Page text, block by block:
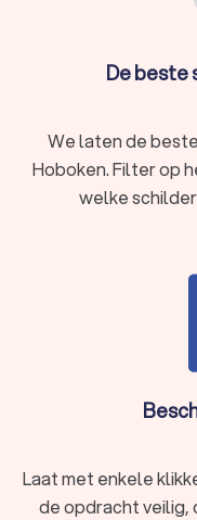
De beste
We laten de
Hoboken. Filter op
welke
Laat met enkele
de opdracht veilig,